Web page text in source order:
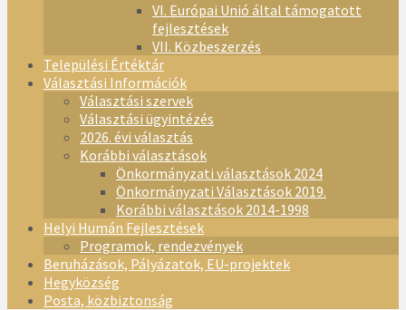
VI. Európai Unió által támogatott
fejlesztések
VII. Közbeszerzés
Települési Értéktár
Választási Információk
Választási szervek
Választási ügyintézés
2026. évi választás
Korábbi választások
Önkormányzati választások 2024
Önkormányzati Választások 2019.
Korábbi választások 2014-1998
Helyi Humán Fejlesztések
Programok, rendezvények
Beruházások, Pályázatok, EU-projektek
Hegyközség
Posta, közbiztonság